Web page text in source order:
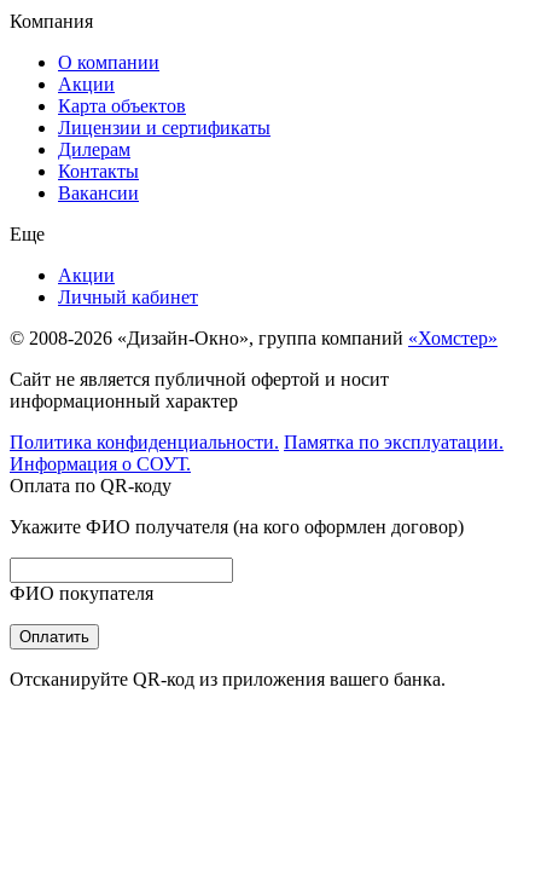
Компания
О компании
Акции
Карта объектов
Лицензии и сертификаты
Дилерам
Контакты
Вакансии
Еще
Акции
Личный кабинет
© 2008-2026 «Дизайн-Окно», группа компаний «Хомстер»
Сайт не является публичной офертой и носит
информационный характер
Политика конфиденциальности. Памятка по эксплуатации.
Информация о СОУТ.
Оплата по QR-коду
Укажите ФИО получателя (на кого оформлен договор)
ФИО покупателя
Оплатить
Отсканируйте QR-код из приложения вашего банка.